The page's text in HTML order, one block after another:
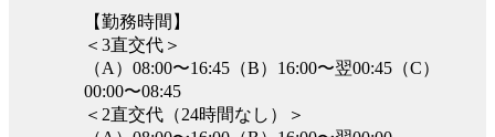
【勤務時間】
＜3直交代＞
（A）08:00〜16:45（B）16:00〜翌00:45（C）
00:00〜08:45
＜2直交代（24時間なし）＞